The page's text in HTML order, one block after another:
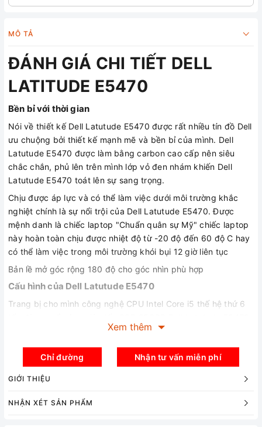
MÔ TẢ
ĐÁNH GIÁ CHI TIẾT DELL
LATITUDE E5470
Bền bỉ với thời gian
Nói về thiết kế Dell Latutude E5470 được rất nhiều tín đồ Dell
ưu chuộng bởi thiết kế mạnh mẽ và bền bỉ của mình. Dell
Latutude E5470 được làm bằng carbon cao cấp nên siêu
chắc chắn, phủ lên trên mình lớp vỏ đen nhám khiến Dell
Latutude E5470 toát lên sự sang trọng.
Chịu được áp lực và có thể làm việc dưới môi trường khắc
nghiệt chính là sự nổi trội của Dell Latutude E5470. Được
mệnh danh là chiếc laptop "Chuẩn quân sự Mỹ" chiếc laptop
này hoàn toàn chịu được nhiệt độ từ -20 độ đến 60 độ C hay
có thể làm việc trong môi trường khói bụi 12 giờ liên tục
Bản lề mở góc rộng 180 độ cho góc nhìn phù hợp
Cấu hình của Dell Latutude E5470
Trang bị cho mình công nghệ CPU Intel Core i5 thế hệ thứ 6
có cấu hình mạnh mẽ phù hợp với các tác vụ văn phòng, ứng
Các cổng kết nối đa dạng
Cổng USB 3.0 và 1 khe đọc SmartCard, khe khóa an
chúng ta có cổng Ethernet, cổng VGA, khe cắm SIM, cổng
Xem thêm
Chỉ đường Nhận tư vấn miễn phí
GIỚI THIỆU
NHẬN XÉT SẢN PHẨM